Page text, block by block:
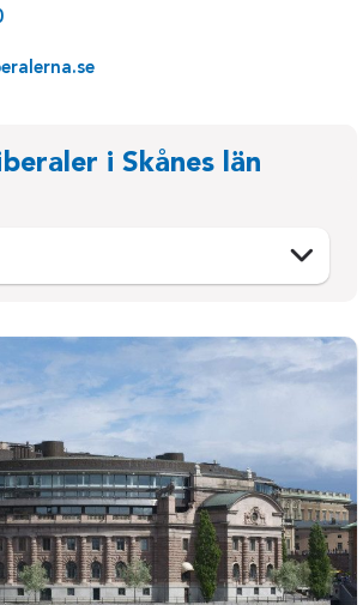
i Skånes län
Perstorp
Simrishamn
Sjöbo
Skurup
Staffanstorp
Svalöv
Svedala